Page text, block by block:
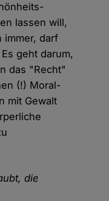
lassen will,
immer, darf
geht darum,
das "Recht"
(!) Moral-
mit Gewalt
die